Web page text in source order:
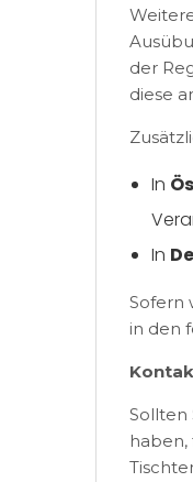
der
diese
In
In
Sofern
in den
Sollten